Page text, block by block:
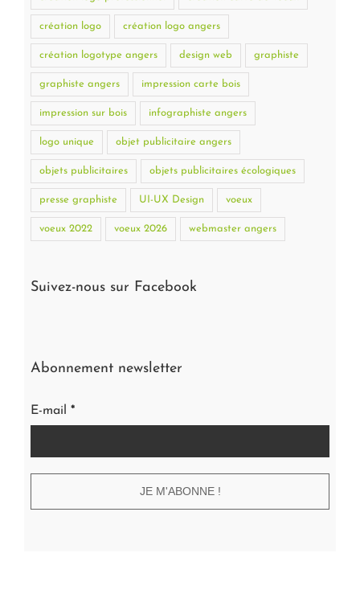
création logo création logo angers
création logotype angers design web graphiste
graphiste angers impression carte bois
impression sur bois infographiste angers
logo unique objet publicitaire angers
objets publicitaires objets publicitaires écologiques
presse graphiste UI-UX Design voeux
voeux 2022 voeux 2026 webmaster angers
Suivez-nous sur Facebook
Abonnement newsletter
E-mail *